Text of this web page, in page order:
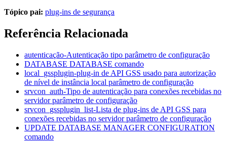
Tópico pai: plug-ins de segurança
Referência Relacionada
autenticação-Autenticação tipo parâmetro de configuração
DATABASE DATABASE comando
local_gssplugin-plug-in de API GSS usado para autorização
de nível de instância local parâmetro de configuração
srvcon_auth-Tipo de autenticação para conexões recebidas no
servidorparâmetro de configuração
srvcon_gssplugin_list-Lista de plug-ins de API GSS para
conexões recebidas no servidorparâmetro de configuração
UPDATE DATABASE MANAGER CONFIGURATION
comando